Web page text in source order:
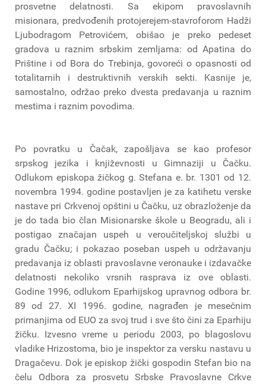
prosvetne delatnosti. Sa ekipom pravoslavnih
misionara, predvođenih protojerejem-stavroforom Hadži
Ljubodragom Petrovićem, obišao je preko pedeset
gradova u raznim srbskim zemljama: od Apatina do
Prištine i od Bora do Trebinja, govoreći o opasnosti od
totalitarnih i destruktivnih verskih sekti. Kasnije je,
samostalno, održao preko dvesta predavanja u raznim
mestima i raznim povodima.
Po povratku u Čačak, zapošljava se kao profesor
srpskog jezika i književnosti u Gimnaziji u Čačku.
Odlukom episkopa žičkog g. Stefana e. br. 1301 od 12.
novembra 1994. godine postavljen je za katihetu verske
nastave pri Crkvenoj opštini u Čačku, uz obrazloženje da
je do tada bio član Misionarske škole u Beogradu, ali i
postigao značajan uspeh u veroučiteljskoj službi u
gradu Čačku; i pokazao poseban uspeh u održavanju
predavanja iz oblasti pravoslavne veronauke i izdavačke
delatnosti nekoliko vrsnih rasprava iz ove oblasti.
Godine 1996, odlukom Eparhijskog upravnog odbora br.
89 od 27. XI 1996. godine, nagrađen je mesečnim
primanjima od EUO za svoj trud i sve što čini za Eparhiju
žičku. Izvesno vreme u periodu 2003, po blagoslovu
vladike Hrizostoma, bio je inspektor za versku nastavu u
Dragačevu. Dok je episkop žički gospodin Stefan bio na
čelu Odbora za prosvetu Srbske Pravoslavne Crkve